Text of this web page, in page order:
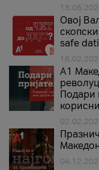
Овој
safe
А1
Подари